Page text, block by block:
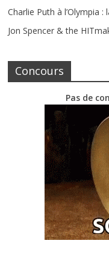
Charlie Puth à l’Olympia
Jon Spencer & the
Concours
Pas de